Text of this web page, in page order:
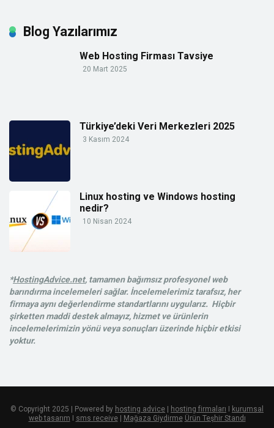
Blog Yazılarımız
Web Hosting Firması Tavsiye
20 Mart 2025
Türkiye’deki Veri Merkezleri 2025
3 Kasım 2024
Linux hosting ve Windows hosting
nedir?
10 Nisan 2024
*HostingAdvice.net, tamamen bağımsız profesyonel web
barındırma incelemeleri sağlar. İncelemelerimiz tarafsız, her
firmaya aynı değerlendirme standartlarını uygularız. Hiçbir
şirketten maddi destek almayız, hizmet ve ürünlerin
incelemelerimizin yönü veya sonuçları üzerinde hiçbir etkisi
yoktur.
© Copyright 2025 | Powered by hosting advice hosting firmaları
kurumsal
web tasarım
sms receive| Mağaza Giydirme Ürün Teşhir Standı